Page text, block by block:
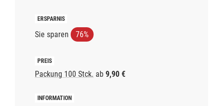
Sie sparen 76%
Packung 100 Stck. ab 9,90 €